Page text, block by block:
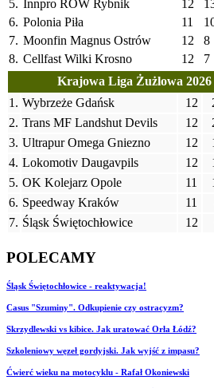
5. Innpro ROW Rybnik 12
6. Polonia Piła 11
7. Moonfin Magnus Ostrów 12 8
8. Cellfast Wilki Krosno 12 7
Krajowa Liga Żużlowa 2026
1. Wybrzeże Gdańsk 12
2. Trans MF Landshut Devils 12
3. Ultrapur Omega Gniezno 12
4. Lokomotiv Daugavpils 12
5. OK Kolejarz Opole 11
6. Speedway Kraków 11
7. Śląsk Świętochłowice 12
POLECAMY
Śląsk Świętochłowice - reaktywacja!
Casus "Szuminy". Odkupienie czy ostracyzm?
Skrzydlewski vs kibice. Jak uratować Orła Łódź?
Szkoleniowy węzeł gordyjski. Jak wyjść z impasu?
Ćwierć wieku na motocyklu - Rafał Okoniewski